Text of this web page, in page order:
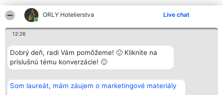
ORLY Hotelierstva Live chat
12:26
Dobrý deň, radi Vám pomôžeme! 🙂 Kliknite na
príslušnú tému konverzácie! 🙂
Som laureát, mám záujem o marketingové materiály
Organizátor hodnotenia
Bright Side Solutions sp. z o.
o. sp. k.
Wrocław 50-079
KRS 0000749100 | Regon
Hodnotenie
Laureáti
Lista
Laureatów
Podmienky
Kontakt
Kontakt